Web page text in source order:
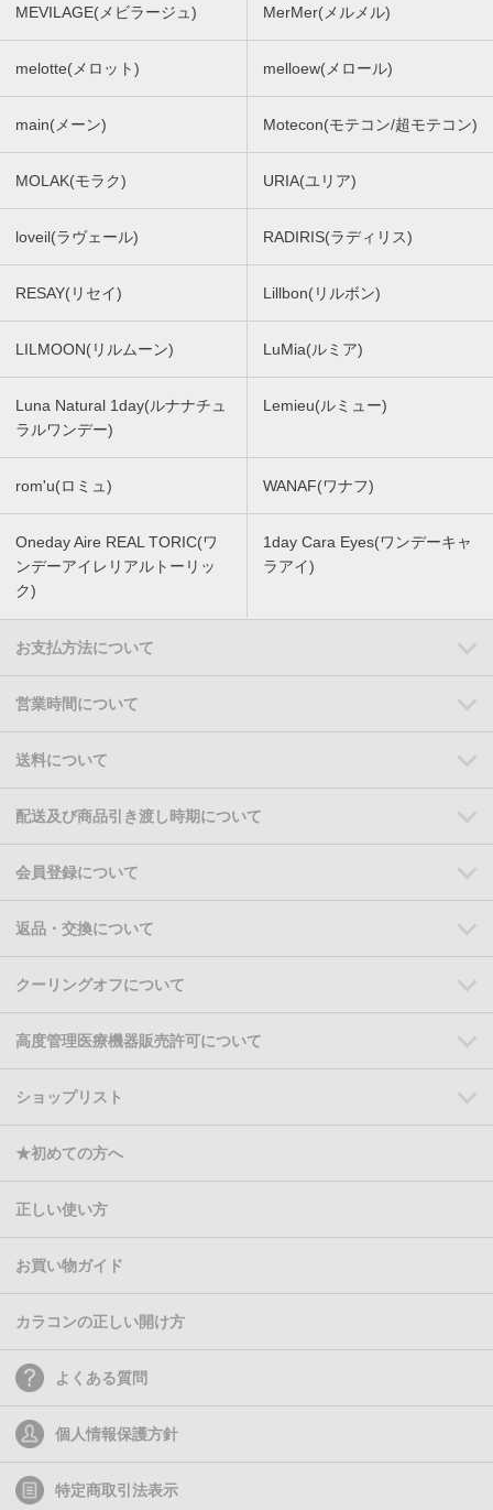
MEVILAGE(メビラージュ) MerMer(メルメル)
melotte(メロット) melloew(メロール)
main(メーン) Motecon(モテコン/超モテコン)
MOLAK(モラク) URIA(ユリア)
loveil(ラヴェール) RADIRIS(ラディリス)
RESAY(リセイ) Lillbon(リルボン)
LILMOON(リルムーン) LuMia(ルミア)
Luna Natural 1day(ルナナチュ
ラルワンデー)
Lemieu(ルミュー)
rom'u(ロミュ) WANAF(ワナフ)
Oneday Aire REAL TORIC(ワ
ンデーアイレリアルトーリッ
ク)
1day Cara Eyes(ワンデーキャ
ラアイ)
お支払方法について
営業時間について
送料について
配送及び商品引き渡し時期について
会員登録について
返品・交換について
クーリングオフについて
高度管理医療機器販売許可について
ショップリスト
★初めての方へ
正しい使い方
お買い物ガイド
カラコンの正しい開け方
よくある質問
個人情報保護方針
特定商取引法表示